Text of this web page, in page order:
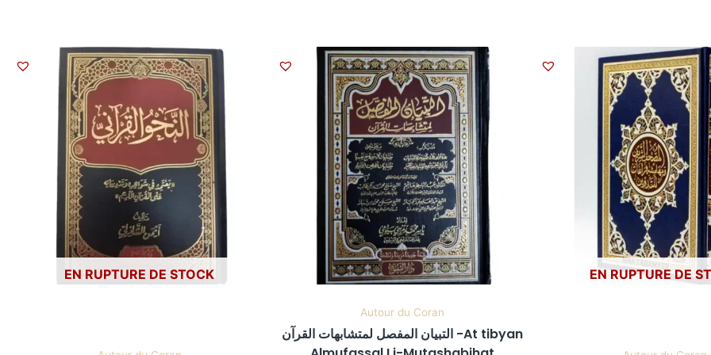
EN RUPTURE DE STOCK
Autour du Coran
التبيان المفصل لمتشابهات القرآن -At tibyan
EN RUPTURE DE